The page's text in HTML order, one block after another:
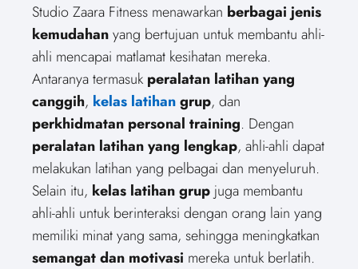
Studio Zaara Fitness menawarkan berbagai jenis
kemudahanyang bertujuan untuk membantu ahli-
ahli mencapai matlamat kesihatan mereka.
Antaranya termasuk peralatan latihan yang
canggih, kelas latihangrup, dan
perkhidmatan personal training. Dengan
peralatan latihan yang lengkap, ahli-ahli dapat
melakukan latihan yang pelbagai dan menyeluruh.
Selain itu, kelas latihan grup juga membantu
ahli-ahli untuk berinteraksi dengan orang lain yang
memiliki minat yang sama, sehingga meningkatkan
semangat dan motivasi mereka untuk berlatih.